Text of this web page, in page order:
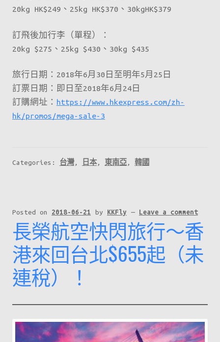
20kg HK$249、25kg HK$370、30kgHK$379
訂飛後加行李（單程）：
20kg $275、25kg $430、30kg $435
旅行日期：2018年6月30日至明年5月25日
訂票日期：即日至2018年6月24日
訂購網址： https://www.hkexpress.com/zh-
hk/promos/mega-sale-3
Categories: 台灣, 日本, 東南亞 , 韓國
Posted on 2018-06-21 by KKFly — Leave a comment
長榮航空快閃旅行～香
港來回台北$655起（未
連稅）！